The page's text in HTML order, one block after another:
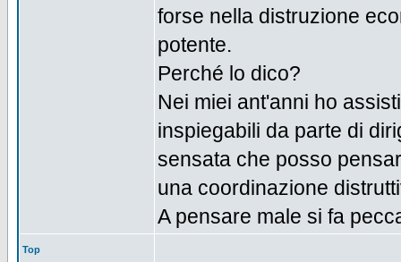
forse nella distruzione
potente.
Perché lo dico?
Nei miei ant'anni ho
inspiegabili da parte di
sensata che posso
una coordinazione
A pensare male si fa
Top